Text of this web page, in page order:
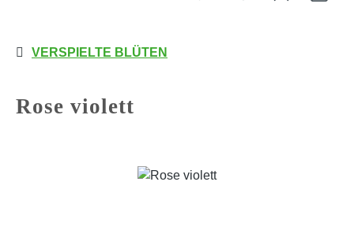
VERSPIELTE BLÜTEN
Rose violett
Bildergalerie überspringen